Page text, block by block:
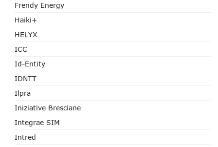
Frendy Energy
Haiki+
HELYX
ICC
Id-Entity
IDNTT
Ilpra
Iniziative Bresciane
Integrae SIM
Intred